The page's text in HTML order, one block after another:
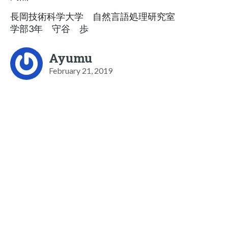
長岡技術科学大学 自然言語処理研究室
学部3年 守谷 歩
Ayumu
February 21, 2019